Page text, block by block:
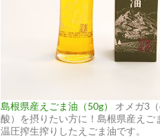
島根県産えごま油（50g）
オメガ3
酸）を摂りたい方に！島根県産えご
温圧搾生搾りしたえごま油です。